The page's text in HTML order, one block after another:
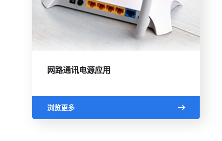
网路通讯电源应用
浏览更多